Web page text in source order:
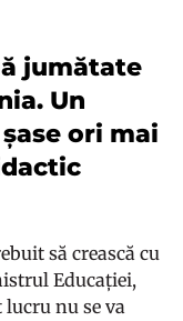
jumătate
Un
ori mai
să crească cu
Educației,
lucru nu se va